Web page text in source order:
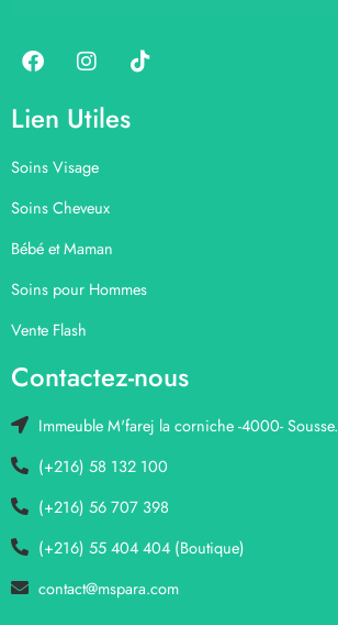
Lien Utiles
Soins Visage
Soins Cheveux
Bébé et Maman
Soins pour Hommes
Vente Flash
Contactez-nous
Immeuble M'farej la corniche -4000- Sousse.
(+216) 58 132 100
(+216) 56 707 398
(+216) 55 404 404 (Boutique)
contact@mspara.com